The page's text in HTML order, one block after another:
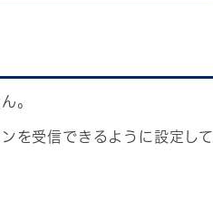
。
を受信できるように設定して